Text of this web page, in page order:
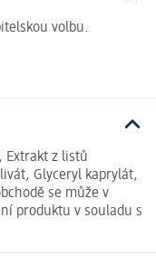
volbu.
Extrakt z listů
Glyceryl kaprylát,
se může v
produktu v souladu s